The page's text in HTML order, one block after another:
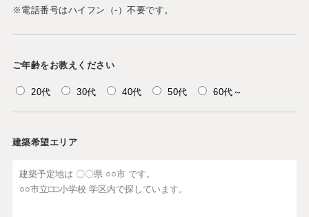
※電話番号はハイフン（-）不要です。
ご年齢をお教えください
20代 30代 40代 50代 60代～
建築希望エリア